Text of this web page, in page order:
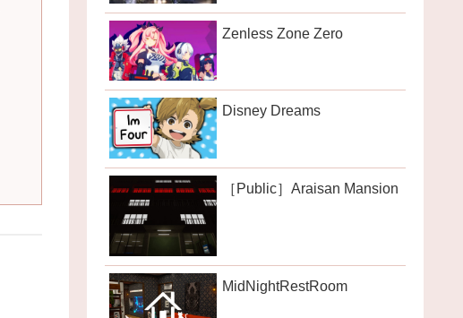
Zenless Zone Zero
Disney Dreams
［Public］Araisan Mansion
MidNightRestRoom